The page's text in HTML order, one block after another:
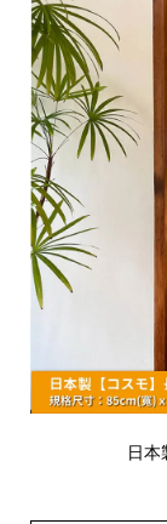
日本